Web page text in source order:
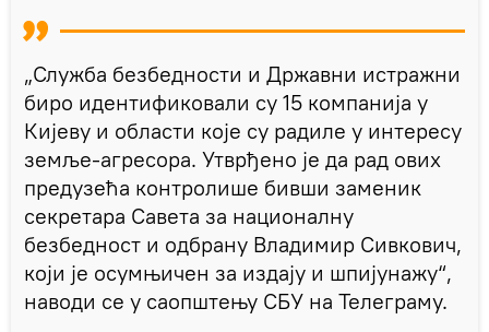
„Служба безбедности и Државни истражни
биро идентификовали су 15 компанија у
Кијеву и области које су радиле у интересу
земље-агресора. Утврђено је да рад ових
предузећа контролише бивши заменик
секретара Савета за националну
безбедност и одбрану Владимир Сивкович,
који је осумњичен за издају и шпијунажу“,
наводи се у саопштењу СБУ на Телеграму.